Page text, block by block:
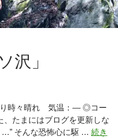
沢」
時々晴れ 気温：— ◎コー
たまにはブログを更新しな
…” そんな恐怖心に駆 … 続き